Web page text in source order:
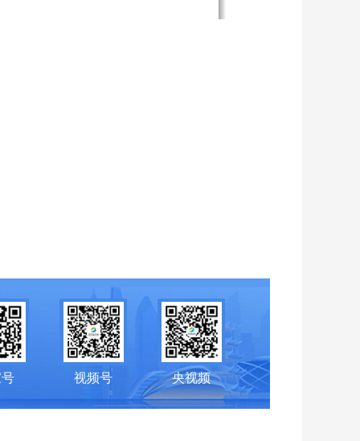
视频号 央视频